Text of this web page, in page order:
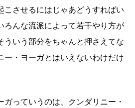
こさせるにはじゃあどうすればい
ろんな流派によって若干やり方が
ういう部分をちゃんと押さえてな
ー・ヨーガとはいえないわけだけ
っていうのは、クンダリニー・